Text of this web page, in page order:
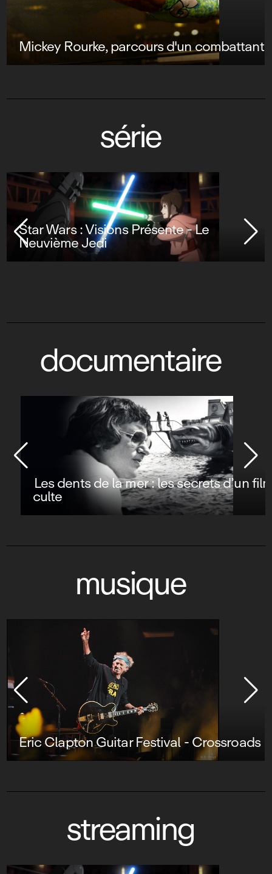
Mickey Rourke, parcours d'un combattant
série
Star Wars : Visions Présente - Le
Neuvième Jedi
documentaire
Les dents de la mer : les secrets d’un film
culte
musique
Eric Clapton Guitar Festival - Crossroads
streaming